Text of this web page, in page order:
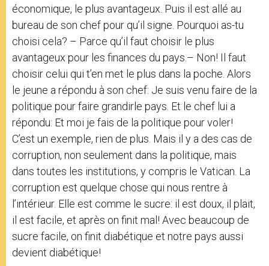
économique, le plus avantageux. Puis il est allé au
bureau de son chef pour qu’il signe. Pourquoi as-tu
choisi cela? – Parce qu’il faut choisir le plus
avantageux pour les finances du pays.– Non! Il faut
choisir celui qui t’en met le plus dans la poche. Alors
le jeune a répondu à son chef: Je suis venu faire de la
politique pour faire grandirle pays. Et le chef lui a
répondu: Et moi je fais de la politique pour voler!
C’est un exemple, rien de plus. Mais il y a des cas de
corruption, non seulement dans la politique, mais
dans toutes les institutions, y compris le Vatican. La
corruption est quelque chose qui nous rentre à
l’intérieur. Elle est comme le sucre: il est doux, il plait,
il est facile, et après on finit mal! Avec beaucoup de
sucre facile, on finit diabétique et notre pays aussi
devient diabétique!